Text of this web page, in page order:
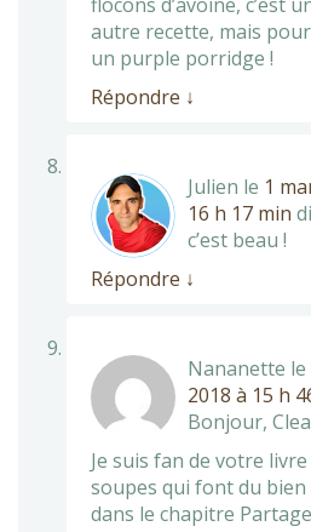
autre recette, mais
un purple porridge !
Répondre ↓
Julien le 1
16 h 17 min
c’est beau !
Répondre ↓
Nananette le
2018 à 15 h
Bonjour, Clea
Je suis fan de votre livre
soupes qui font du bien
dans le chapitre